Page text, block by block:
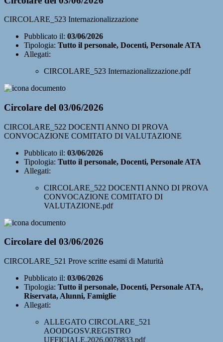
CIRCOLARE_523 Internazionalizzazione
Pubblicato il: 03/06/2026
Tipologia: Tutto il personale, Docenti, Personale ATA
Allegati:
CIRCOLARE_523 Internazionalizzazione.pdf
Circolare del 03/06/2026
CIRCOLARE_522 DOCENTI ANNO DI PROVA
CONVOCAZIONE COMITATO DI VALUTAZIONE
Pubblicato il: 03/06/2026
Tipologia: Tutto il personale, Docenti, Personale ATA
Allegati:
CIRCOLARE_522 DOCENTI ANNO DI PROVA
CONVOCAZIONE COMITATO DI
VALUTAZIONE.pdf
Circolare del 03/06/2026
CIRCOLARE_521 Prove scritte esami di Maturità
Pubblicato il: 03/06/2026
Tipologia: Tutto il personale, Docenti, Personale ATA,
Riservata, Alunni, Famiglie
Allegati:
ALLEGATO CIRCOLARE_521
AOODGOSV.REGISTRO
UFFICIALE.2026.0078833.pdf